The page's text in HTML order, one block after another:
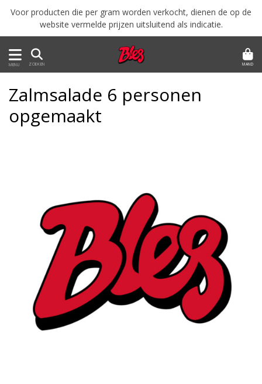
Voor producten die per gram worden verkocht, dienen de op de
website vermelde prijzen uitsluitend als indicatie.
MENU ZOEKEN MAND
Zalmsalade 6 personen
opgemaakt